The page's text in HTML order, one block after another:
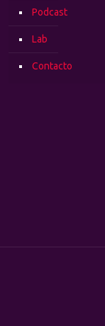
Podcast
Lab
Contacto